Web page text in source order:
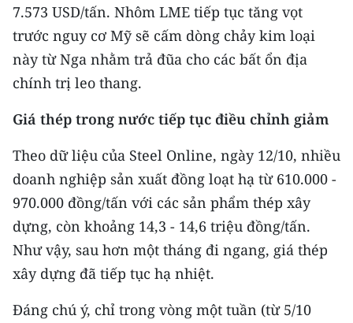
7.573 USD/tấn. Nhôm LME tiếp tục tăng vọt
trước nguy cơ Mỹ sẽ cấm dòng chảy kim loại
này từ Nga nhằm trả đũa cho các bất ổn địa
chính trị leo thang.
Giá thép trong nước tiếp tục điều chỉnh giảm
Theo dữ liệu của Steel Online, ngày 12/10, nhiều
doanh nghiệp sản xuất đồng loạt hạ từ 610.000 -
970.000 đồng/tấn với các sản phẩm thép xây
dựng, còn khoảng 14,3 - 14,6 triệu đồng/tấn.
Như vậy, sau hơn một tháng đi ngang, giá thép
xây dựng đã tiếp tục hạ nhiệt.
Đáng chú ý, chỉ trong vòng một tuần (từ 5/10